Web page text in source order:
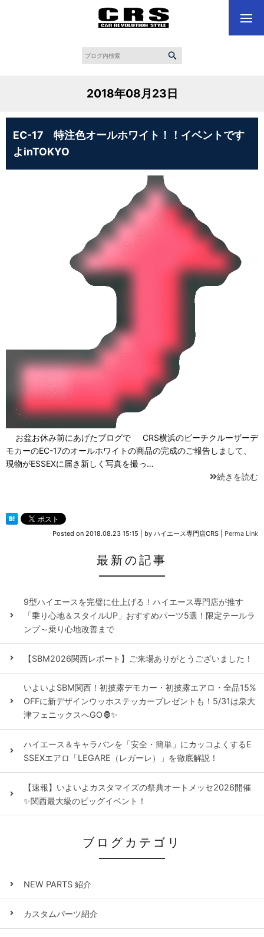
2018年08月23日
EC-17 特注色オールホワイト！！イベントです
よinTOKYO
お盆お休み前にあげたブログで CRS横浜のビーチクルーザーデ
モカーのEC-17のオールホワイトの商品の完成のご報告しまして、
現物がESSEXに届き新しく写真を撮っ…
続きを読む
Posted on 2018.08.23 15:15 by ハイエース専門店CRS Perma Link
最新の記事
9型ハイエースを完璧に仕上げる！ハイエース専門店が推す
「乗り心地＆スタイルUP」おすすめパーツ5選！限定テールラ
ンプ～乗り心地改善まで
【SBM2026関西レポート】ご来場ありがとうございました！
いよいよSBM関西！初披露デモカー・初披露エアロ・全品15%
OFFに新デザインウッホステッカープレゼントも！5/31は泉大
津フェニックスへGO🦍✨
ハイエース＆キャラバンを「安全・簡単」にカッコよくするE
SSEXエアロ「LEGARE（レガーレ）」を徹底解説！
【速報】いよいよカスタマイズの祭典オートメッセ2026開催
✨関西最大級のビッグイベント！
ブログカテゴリ
NEW PARTS 紹介
カスタムパーツ紹介